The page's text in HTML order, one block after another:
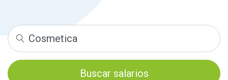
Buscar salarios